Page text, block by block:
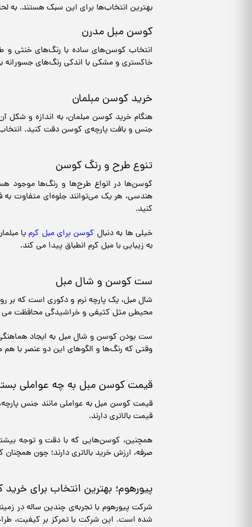
بهترین انتخاب‌ها برای این سبک هستند. به
کوسن مبل مدرن
انتخاب کوسن‌های ساده با رنگ‌های خنثی و
خاکستری و مشکی با اندکی رنگ‌های
خرید کوسن مبلمان
هنگام خرید کوسن مبلمان، به اندازه و شکل
جنس و بافت پارچه‌ی کوسن دقت کنید. انتخاب
تنوع طرح و رنگ کوسن
کوسن‌ها در انواع طرح‌ها و رنگ‌ها موجود
هندسی، هر یک می‌توانند جلوه‌ای متفاوت به
کنید.
خیلی ها به دنبال کوسن برای مبل کرمیا
به زیبایی با مبل کرم انطباق پیدا می کند.
ست کوسن و شال مبل
شال مبل، یک پارچه نرم و دکوری است که بر
محیطی مثل کثیفی و خراشیدگی محافظت می
ست بودن کوسن و شال مبل به ایجاد
وقتی که رنگ‌ها و الگوهای این دو عنصر با
قیمت کوسن مبل به چه عواملی
قیمت کوسن مبل به عواملی مانند جنس
قیمت بالاتری دارند.
همچنین، کوسن‌هایی که با دقت و توجه
صرفه، ارزش خرید بالاتری دارند؛ چون
پیورهوم؛ بهترین انتخاب برای
شرکت پیورهوم با تجربه‌ی چندین ساله در
شده است. این شرکت با تمرکز بر کیفیت،